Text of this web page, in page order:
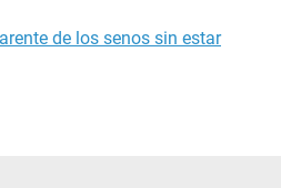
de los senos sin estar